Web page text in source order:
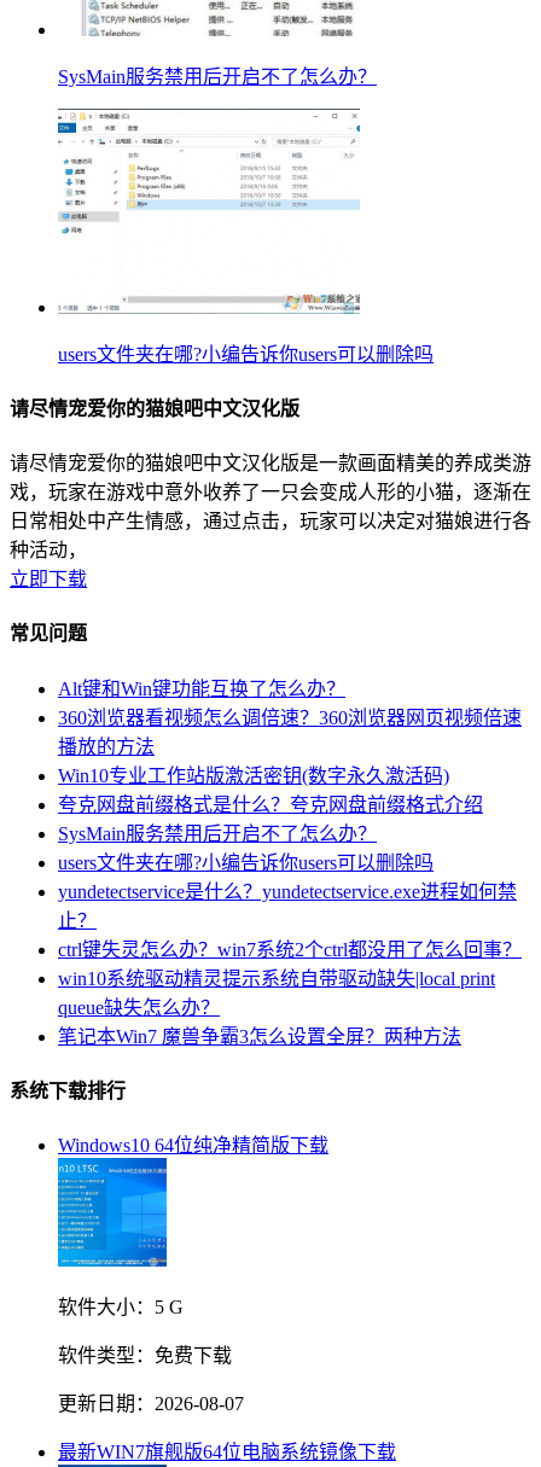
SysMain服务禁用后开启不了怎么办？
users文件夹在哪?小编告诉你users可以删除吗
请尽情宠爱你的猫娘吧中文汉化版
请尽情宠爱你的猫娘吧中文汉化版是一款画面精美的养成类游
戏，玩家在游戏中意外收养了一只会变成人形的小猫，逐渐在
日常相处中产生情感，通过点击，玩家可以决定对猫娘进行各
种活动，
立即下载
常见问题
Alt键和Win键功能互换了怎么办？
360浏览器看视频怎么调倍速？360浏览器网页视频倍速
播放的方法
Win10专业工作站版激活密钥(数字永久激活码)
夸克网盘前缀格式是什么？夸克网盘前缀格式介绍
SysMain服务禁用后开启不了怎么办？
users文件夹在哪?小编告诉你users可以删除吗
yundetectservice是什么？yundetectservice.exe进程如何禁
止？
ctrl键失灵怎么办？win7系统2个ctrl都没用了怎么回事？
win10系统驱动精灵提示系统自带驱动缺失|local print
queue缺失怎么办？
笔记本Win7 魔兽争霸3怎么设置全屏？两种方法
系统下载排行
Windows10 64位纯净精简版下载
软件大小： 5 G
软件类型： 免费下载
更新日期： 2026-08-07
最新WIN7旗舰版64位电脑系统镜像下载